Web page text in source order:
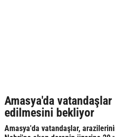
Amasya'da
edilmesini bekliyor
Amasya'da vatandaşlar,